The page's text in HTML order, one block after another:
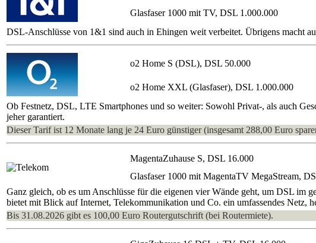
Glasfaser 1000 mit TV, DSL 1.000.000
DSL-Anschlüsse von 1&1 sind auch in Ehingen weit verbeitet. Übrigens macht
o2 Home S (DSL), DSL 50.000
o2 Home XXL (Glasfaser), DSL 1.000.000
Ob Festnetz, DSL, LTE Smartphones und so weiter: Sowohl Privat-, als auch
jeher garantiert.
Dieser Tarif ist 12 Monate lang je 24 Euro günstiger (insgesamt 288,00 Euro
MagentaZuhause S, DSL 16.000
Glasfaser 1000 mit MagentaTV MegaStream,
Ganz gleich, ob es um Anschlüsse für die eigenen vier Wände geht, um DSL im
bietet mit Blick auf Internet, Telekommunikation und Co. ein umfassendes Netz,
Bis 31.08.2026 gibt es 100,00 Euro Routergutschrift (bei Routermiete).